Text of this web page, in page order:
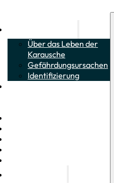
Über das Leben der
Karausche
Gefährdungsursachen
Identifizierung